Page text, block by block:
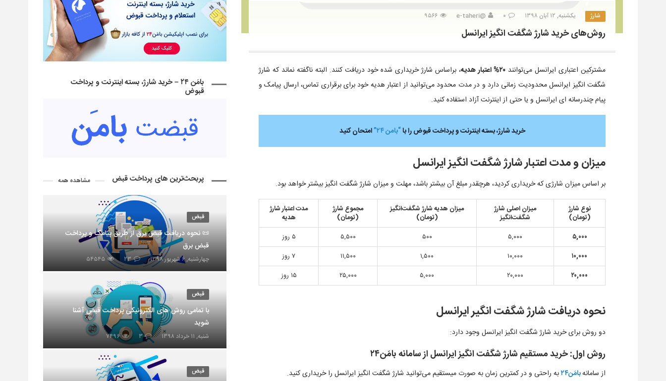
شارژ یکشنبه, ۱۲ آبان ۱۳۹۸ ۰ @e-taheri ۹۵۶۶
روش‌های خرید شارژ شگفت انگیز ایرانسل
مشترکین اعتباری ایرانسل می‌توانند ۲۰% اعتبار هدیه
، براساس شارژ خریداری شده خود دریافت کنند. البته ناگفته نماند که شارژ
شگفت انگیز ایرانسل محدودیت زمانی دارد و در مدت محدود می‌توانید از اعتبار هدیه خود برای برقراری تماس، ارسال پیامک و
پیام چندرسانه ای ایرانسل و یا حتی از اینترنت آزاد استفاده کنید.
خرید شارژ، بسته اینترنت و پرداخت قبوض را با“بامن ۲۴” امتحان کنید
میزان و مدت اعتبار شارژ شگفت انگیز ایرانسل
بر اساس میزان شارژی که خریداری کردید، هرچقدر مبلغ آن بیشتر باشد، مهلت و میزان شارژ شگفت انگیز بیشتر خواهد بود.
نوع شارژ
(تومان)
میزان اصلی شارژ
شگفت‌انگیز
میزان هدیه شارژ شگفت‌انگیز
(تومان)
مجموع شارژ
(تومان)
مدت اعتبار شارژ
هدیه
۵,۰۰۰
۵,۰۰۰ ۵۰۰ ۵,۵۰۰
۵ روز
۱۰,۰۰۰
۱۰,۰۰۰ ۱,۵۰۰ ۱۱,۵۰۰
۷ روز
۲۰,۰۰۰
۲۰,۰۰۰ ۵,۰۰۰ ۲۵,۰۰۰ ۱۵ روز
نحوه دریافت شارژ شگفت انگیر ایرانسل
دو روش برای خرید شارژ شگفت انگیز ایرانسل وجود دارد:
روش اول: خرید مستقیم شارژ شگفت انگیز ایرانسل از سامانه بامَن۲۴
از سامانهبامَن۲۴ به راحتی و در کمترین زمان به صورت میستقیم می‌توانید شارژ شگفت انگیز ایرانسل را خریداری کنید.
بامَن ۲۴ – خرید شارژ، بسته اینترنت و پرداخت
قبوض
پربحث‌ترین های پرداخت قبض مشاهده همه
قبض
📜 نحوه دریافت قبض برق از طریق پیامک و پرداخت
قبض برق
چهارشنبه, ۶ شهریور ۱۳۹۸ ۲۳ ۵۴۵۴۵
قبض
با تمامی روش های الکترونیکی پرداخت قبض آشنا
شوید
شنبه, ۱۱ خرداد ۱۳۹۸ ۳ ۷۴۹۶
قبض